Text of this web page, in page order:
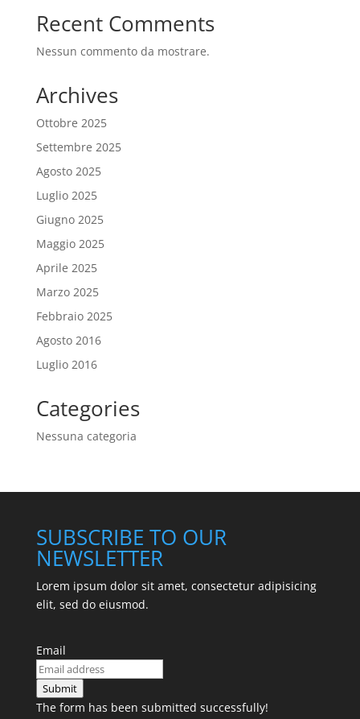
Recent Comments
Nessun commento da mostrare.
Archives
Ottobre 2025
Settembre 2025
Agosto 2025
Luglio 2025
Giugno 2025
Maggio 2025
Aprile 2025
Marzo 2025
Febbraio 2025
Agosto 2016
Luglio 2016
Categories
Nessuna categoria
SUBSCRIBE TO OUR
NEWSLETTER
Lorem ipsum dolor sit amet, consectetur adipisicing
elit, sed do eiusmod.
Email
Submit
The form has been submitted successfully!